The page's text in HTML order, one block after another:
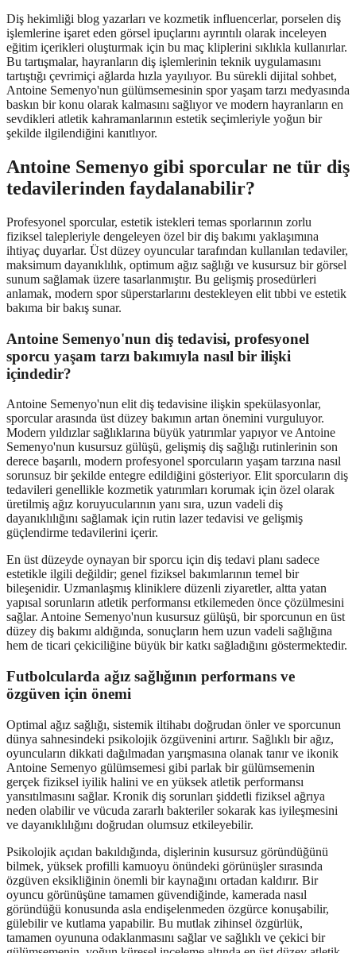
Diş hekimliği blog yazarları ve kozmetik influencerlar, porselen diş
işlemlerine işaret eden görsel ipuçlarını ayrıntılı olarak inceleyen
eğitim içerikleri oluşturmak için bu maç kliplerini sıklıkla kullanırlar.
Bu tartışmalar, hayranların diş işlemlerinin teknik uygulamasını
tartıştığı çevrimiçi ağlarda hızla yayılıyor. Bu sürekli dijital sohbet,
Antoine Semenyo'nun gülümsemesinin spor yaşam tarzı medyasında
baskın bir konu olarak kalmasını sağlıyor ve modern hayranların en
sevdikleri atletik kahramanlarının estetik seçimleriyle yoğun bir
şekilde ilgilendiğini kanıtlıyor.
Antoine Semenyo gibi sporcular ne tür diş
tedavilerinden faydalanabilir?
Profesyonel sporcular, estetik istekleri temas sporlarının zorlu
fiziksel talepleriyle dengeleyen özel bir diş bakımı yaklaşımına
ihtiyaç duyarlar. Üst düzey oyuncular tarafından kullanılan tedaviler,
maksimum dayanıklılık, optimum ağız sağlığı ve kusursuz bir görsel
sunum sağlamak üzere tasarlanmıştır. Bu gelişmiş prosedürleri
anlamak, modern spor süperstarlarını destekleyen elit tıbbi ve estetik
bakıma bir bakış sunar.
Antoine Semenyo'nun diş tedavisi, profesyonel
sporcu yaşam tarzı bakımıyla nasıl bir ilişki
içindedir?
Antoine Semenyo'nun elit diş tedavisine ilişkin spekülasyonlar,
sporcular arasında üst düzey bakımın artan önemini vurguluyor.
Modern yıldızlar sağlıklarına büyük yatırımlar yapıyor ve Antoine
Semenyo'nun kusursuz gülüşü, gelişmiş diş sağlığı rutinlerinin son
derece başarılı, modern profesyonel sporcuların yaşam tarzına nasıl
sorunsuz bir şekilde entegre edildiğini gösteriyor. Elit sporcuların diş
tedavileri genellikle kozmetik yatırımları korumak için özel olarak
üretilmiş ağız koruyucularının yanı sıra, uzun vadeli diş
dayanıklılığını sağlamak için rutin lazer tedavisi ve gelişmiş
güçlendirme tedavilerini içerir.
En üst düzeyde oynayan bir sporcu için diş tedavi planı sadece
estetikle ilgili değildir; genel fiziksel bakımlarının temel bir
bileşenidir. Uzmanlaşmış kliniklere düzenli ziyaretler, altta yatan
yapısal sorunların atletik performansı etkilemeden önce çözülmesini
sağlar. Antoine Semenyo'nun kusursuz gülüşü, bir sporcunun en üst
düzey diş bakımı aldığında, sonuçların hem uzun vadeli sağlığına
hem de ticari çekiciliğine büyük bir katkı sağladığını göstermektedir.
Futbolcularda ağız sağlığının performans ve
özgüven için önemi
Optimal ağız sağlığı, sistemik iltihabı doğrudan önler ve sporcunun
dünya sahnesindeki psikolojik özgüvenini artırır. Sağlıklı bir ağız,
oyuncuların dikkati dağılmadan yarışmasına olanak tanır ve ikonik
Antoine Semenyo gülümsemesi gibi parlak bir gülümsemenin
gerçek fiziksel iyilik halini ve en yüksek atletik performansı
yansıtılmasını sağlar. Kronik diş sorunları şiddetli fiziksel ağrıya
neden olabilir ve vücuda zararlı bakteriler sokarak kas iyileşmesini
ve dayanıklılığını doğrudan olumsuz etkileyebilir.
Psikolojik açıdan bakıldığında, dişlerinin kusursuz göründüğünü
bilmek, yüksek profilli kamuoyu önündeki görünüşler sırasında
özgüven eksikliğinin önemli bir kaynağını ortadan kaldırır. Bir
oyuncu görünüşüne tamamen güvendiğinde, kamerada nasıl
göründüğü konusunda asla endişelenmeden özgürce konuşabilir,
gülebilir ve kutlama yapabilir. Bu mutlak zihinsel özgürlük,
tamamen oyununa odaklanmasını sağlar ve sağlıklı ve çekici bir